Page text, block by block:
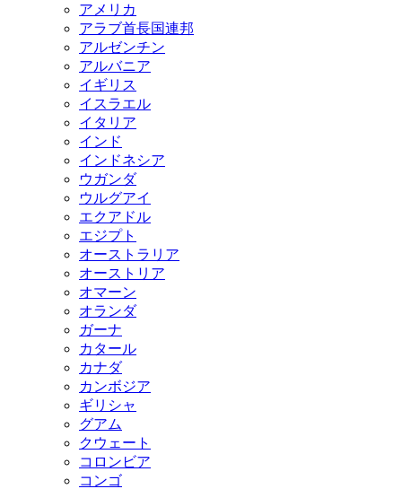
アメリカ
アラブ首長国連邦
アルゼンチン
アルバニア
イギリス
イスラエル
イタリア
インド
インドネシア
ウガンダ
ウルグアイ
エクアドル
エジプト
オーストラリア
オーストリア
オマーン
オランダ
ガーナ
カタール
カナダ
カンボジア
ギリシャ
グアム
クウェート
コロンビア
コンゴ